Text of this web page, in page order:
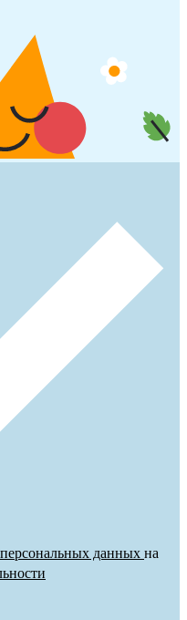
персональных данных на